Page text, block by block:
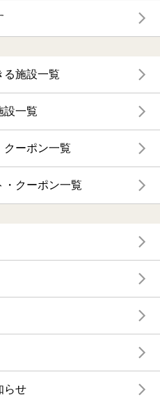
る施設一覧
設一覧
クーポン一覧
・クーポン一覧
らせ